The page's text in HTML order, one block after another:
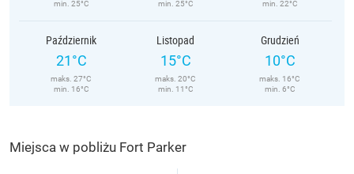
min. 25°C
min. 25°C
min. 22°C
Październik
21°C
maks. 27°C
min. 16°C
Listopad
15°C
maks. 20°C
min. 11°C
Grudzień
10°C
maks. 16°C
min. 6°C
Miejsca w pobliżu Fort Parker